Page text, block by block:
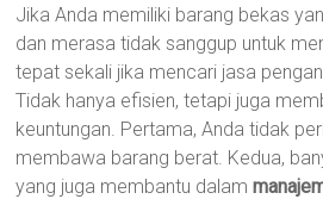
Jika Anda memiliki barang bekas
dan merasa tidak sanggup untuk
tepat sekali jika mencari jasa
Tidak hanya efisien, tetapi juga
keuntungan. Pertama, Anda tidak
membawa barang berat. Kedua,
yang juga membantu dalam